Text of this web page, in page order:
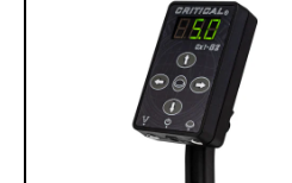
Доставка и оплата
Новости
Гарантия и возврат